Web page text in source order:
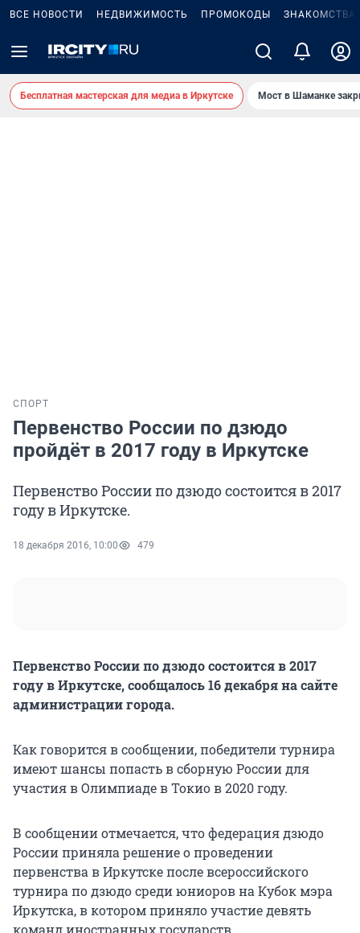
ВСЕ НОВОСТИ НЕДВИЖИМОСТЬ ПРОМОКОДЫ ЗНАКОМСТВА
Бесплатная мастерская для медиа в Иркутске Мост в Шаманке
СПОРТ
Первенство России по дзюдо
пройдёт в 2017 году в Иркутске
Первенство России по дзюдо состоится в 2017
году в Иркутске.
18 декабря 2016, 10:00 479
Первенство России по дзюдо состоится в 2017
году в Иркутске, сообщалось 16 декабря на сайте
администрации города.
Как говорится в сообщении, победители турнира
имеют шансы попасть в сборную России для
участия в Олимпиаде в Токио в 2020 году.
В сообщении отмечается, что федерация дзюдо
России приняла решение о проведении
первенства в Иркутске после всероссийского
турнира по дзюдо среди юниоров на Кубок мэра
Иркутска, в котором приняло участие девять
команд иностранных государств.